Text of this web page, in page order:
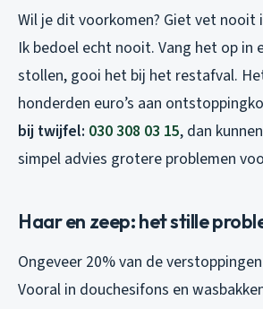
Wil je dit voorkomen? Giet vet nooit
Ik bedoel echt nooit. Vang het op in
stollen, gooi het bij het restafval.
honderden euro’s aan
bij twijfel: 030 308 03 15, dan
simpel advies grotere problemen
Haar en zeep: het stille
Ongeveer 20% van de
Vooral in douchesifons en